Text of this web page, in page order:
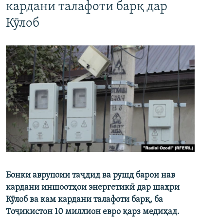
кардани талафоти барқ дар
Кӯлоб
Бонки аврупоии таҷдид ва рушд барои нав
кардани иншоотҳои энергетикӣ дар шаҳри
Кӯлоб ва кам кардани талафоти барқ, ба
Тоҷикистон 10 миллион евро қарз медиҳад.